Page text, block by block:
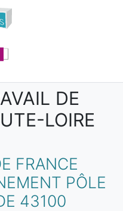
DE
LOIRE
FRANCE
PÔLE
43100